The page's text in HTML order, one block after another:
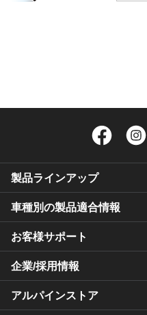
Facebook
製品ラインアップ
車種別の製品適合情報
お客様サポート
企業/採用情報
アルパインストア